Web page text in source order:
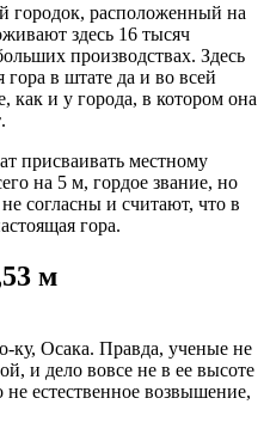
городок, расположенный на
здесь 16 тысяч
производствах. Здесь
в штате да и во всей
как и у города, в котором она
.
присваивать местному
на 5 м, гордое звание, но
согласны и считают, что в
гора.
м
ку, Осака. Правда, ученые не
и дело вовсе не в ее высоте
естественное возвышение,